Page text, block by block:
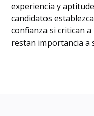
experiencia y
candidatos
confianza si critican
restan importancia a